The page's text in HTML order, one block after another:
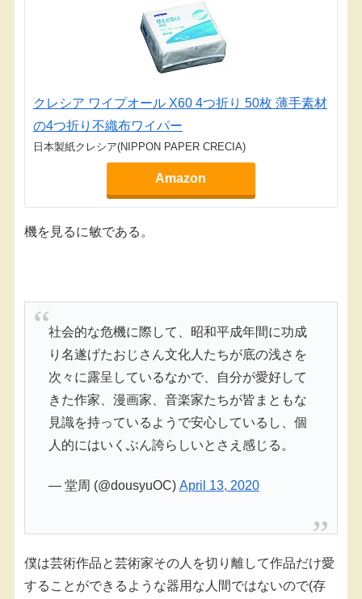
クレシア ワイプオール X60 4つ折り 50枚 薄手素材
の4つ折り不織布ワイパー
日本製紙クレシア(NIPPON PAPER CRECIA)
Amazon
機を見るに敏である。
社会的な危機に際して、昭和平成年間に功成
り名遂げたおじさん文化人たちが底の浅さを
次々に露呈しているなかで、自分が愛好して
きた作家、漫画家、音楽家たちが皆まともな
見識を持っているようで安心しているし、個
人的にはいくぶん誇らしいとさえ感じる。
— 堂周 (@dousyuOC) April 13, 2020
僕は芸術作品と芸術家その人を切り離して作品だけ愛
することができるような器用な人間ではないので(存